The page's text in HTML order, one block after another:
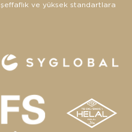
ve yüksek standartlara